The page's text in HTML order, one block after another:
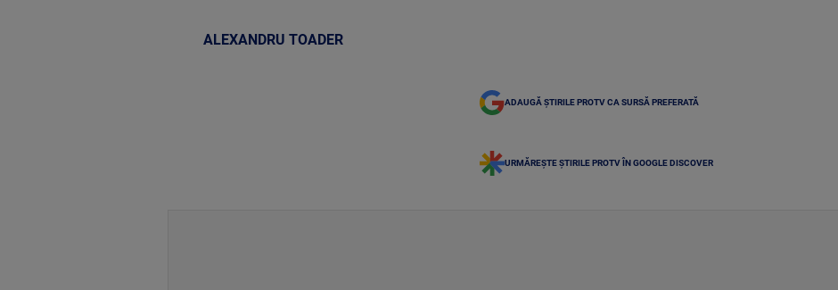
ALEXANDRU TOADER
ADAUGĂ ȘTIRILE PROTV CA SURSĂ PREFERATĂ
URMĂREȘTE ȘTIRILE PROTV ÎN GOOGLE DISCOVER